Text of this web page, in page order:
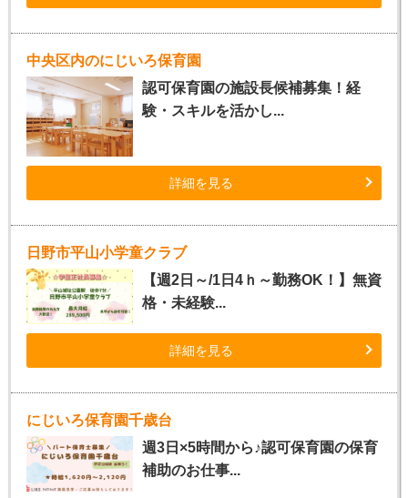
中央区内のにじいろ保育園
認可保育園の施設長候補募集！経
験・スキルを活かし...
詳細を見る
日野市平山小学童クラブ
【週2日～/1日4ｈ～勤務OK！】無資
格・未経験...
詳細を見る
にじいろ保育園千歳台
週3日×5時間から♪認可保育園の保育
補助のお仕事...